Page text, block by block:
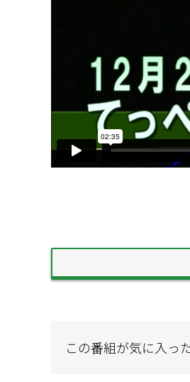
この番組が気に入っ